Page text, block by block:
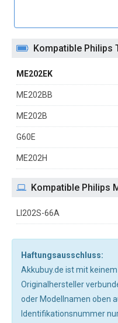
Kompatible Philips
ME202EK
ME202BB
ME202B
G60E
ME202H
Kompatible Philips
LI202S-66A
Haftungsausschluss:
Akkubuy.de ist mit
Originalhersteller
oder Modellnamen oben
Identifikationsnummer